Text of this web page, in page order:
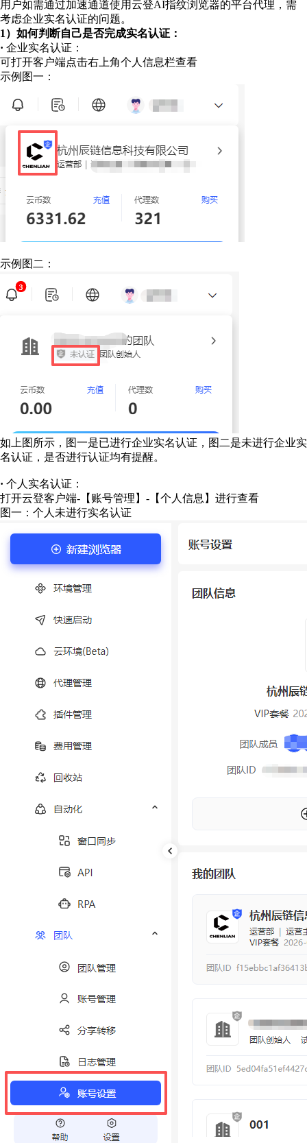
用户如需通过加速通道使用云登AI指纹浏览器的平台代理，需
考虑企业实名认证的问题。
1）如何判断自己是否完成实名认证：
· 企业实名认证：
可打开客户端点击右上角个人信息栏查看
示例图一：
示例图二：
如上图所示，图一是已进行企业实名认证，图二是未进行企业实
名认证，是否进行认证均有提醒。
· 个人实名认证：
打开云登客户端-【账号管理】-【个人信息】进行查看
图一：个人未进行实名认证